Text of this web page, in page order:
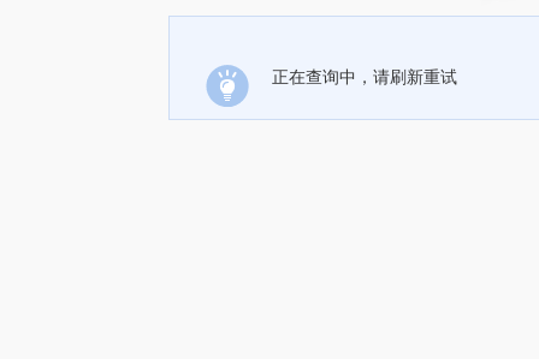
正在查询中，请刷新重试